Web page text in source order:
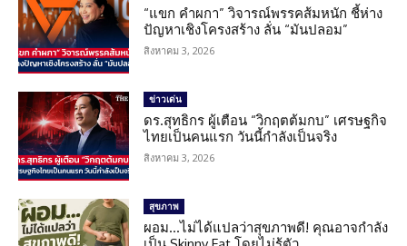
“แขก คำผกา” วิจารณ์พรรคส้มหนัก ชี้ห่าง
ปัญหาเชิงโครงสร้าง ลั่น “มันปลอม”
สิงหาคม 3, 2026
ข่าวเด่น
ดร.สุทธิกร ผู้เตือน “วิกฤตต้มกบ” เศรษฐกิจ
ไทยเป็นคนแรก วันนี้กำลังเป็นจริง
สิงหาคม 3, 2026
สุขภาพ
ผอม…ไม่ได้แปลว่าสุขภาพดี! คุณอาจกำลัง